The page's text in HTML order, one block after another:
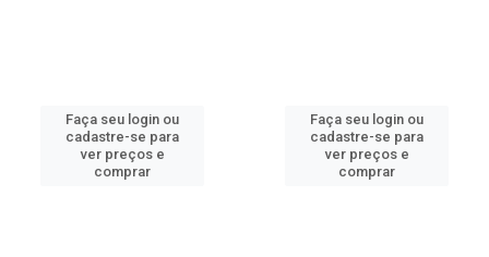
Faça seu login ou
cadastre-se para
ver preços e
comprar
Faça seu login ou
cadastre-se para
ver preços e
comprar